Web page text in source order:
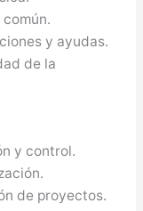
y ayudas.
de la
y control.
de proyectos.